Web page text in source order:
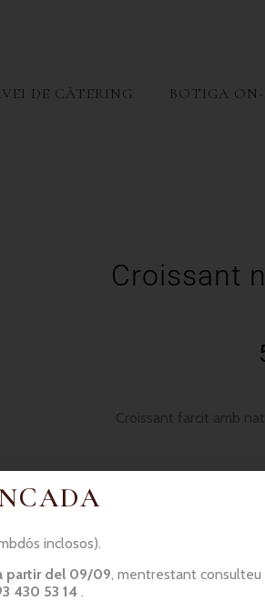
DE CÀTERING BOTIGA
Croissant
Croissant farcit amb
Dia recollida en botiga
inclosos).
partir del 09/09, mentrestant consulteu
430 53 14 .